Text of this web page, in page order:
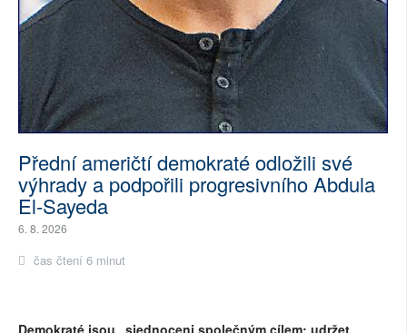
Přední američtí demokraté odložili své
výhrady a podpořili progresivního Abdula
El-Sayeda
6. 8. 2026
čas čtení 6 minut